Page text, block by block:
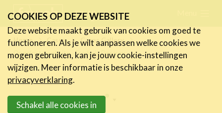
links
Jump
to
navigation
to
FR NL
Home Cases
Cases Gallery
Opgefriste website - Frederic Desauw
Inspiring projects menu
Nieuws
Activiteiten
Expertise
COOKIES OP DEZE WEBSITE
Deze website maakt gebruik van cookies om goed te
functioneren. Als je wilt aanpassen welke cookies we
mogen gebruiken, kan je jouw cookie-instellingen
wijzigen. Meer informatie is beschikbaar in onze
privacyverklaring.
Schakel alle cookies in